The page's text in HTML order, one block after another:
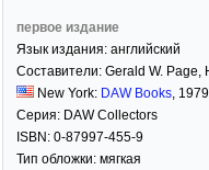
первое издание
Язык издания: английский
Составители: Gerald W. Page,
New York: DAW Books, 1979
Серия: DAW Collectors
ISBN: 0-87997-455-9
Тип обложки: мягкая